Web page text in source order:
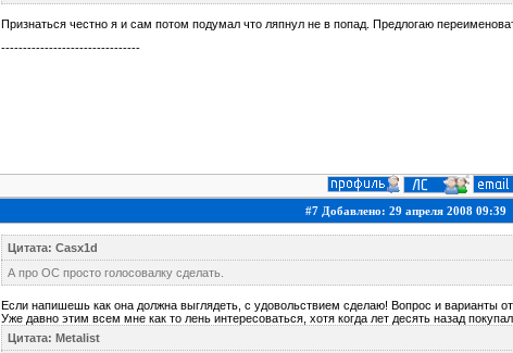
Признаться честно я и сам потом подумал что ляпнул не в попад. Предлогаю
--------------------------------
#7 Добавлено: 29 апреля 2008 09:39
Цитата: Casx1d
А про ОС просто голосовалку сделать.
Если напишешь как она должна выглядеть, с удовольствием сделаю! Вопрос и варианты
Уже давно этим всем мне как то лень интересоваться, хотя когда лет десять назад
Цитата: Metalist